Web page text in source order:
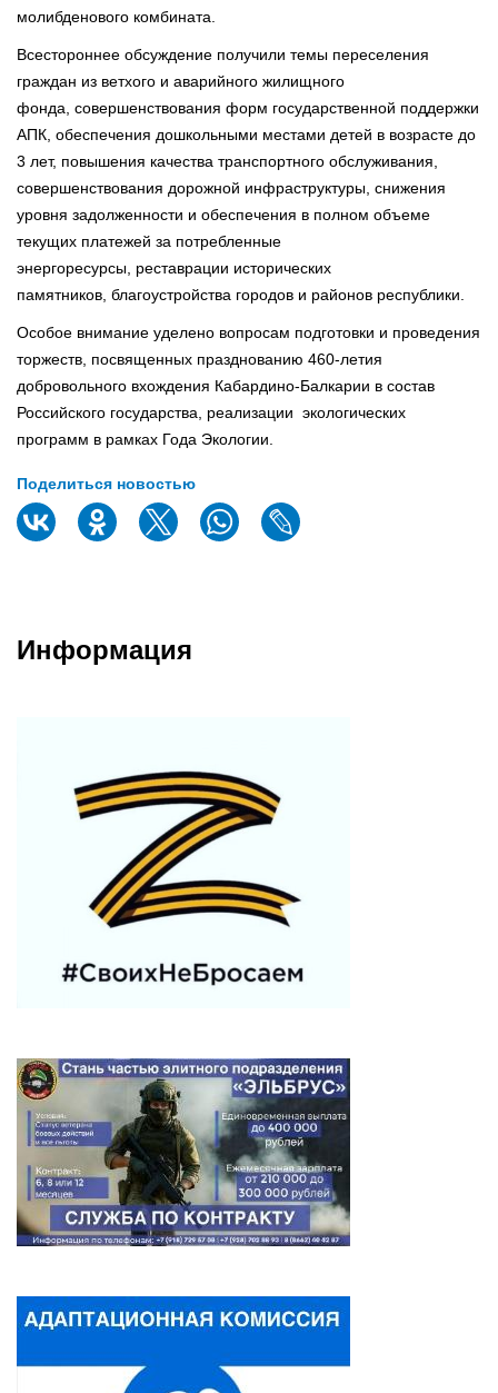
молибденового комбината.
Всестороннее обсуждение получили темы переселения
граждан из ветхого и аварийного жилищного
фонда, совершенствования форм государственной поддержки
АПК, обеспечения дошкольными местами детей в возрасте до
3 лет, повышения качества транспортного обслуживания,
совершенствования дорожной инфраструктуры, снижения
уровня задолженности и обеспечения в полном объеме
текущих платежей за потребленные
энергоресурсы, реставрации исторических
памятников, благоустройства городов и районов республики.
Особое внимание уделено вопросам подготовки и проведения
торжеств, посвященных празднованию 460-летия
добровольного вхождения Кабардино-Балкарии в состав
Российского государства, реализации экологических
программ в рамках Года Экологии.
Поделиться новостью
Информация